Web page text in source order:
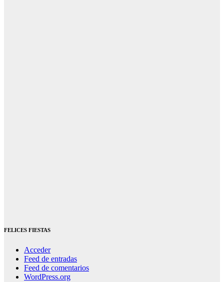
FELICES FIESTAS
Acceder
Feed de entradas
Feed de comentarios
WordPress.org